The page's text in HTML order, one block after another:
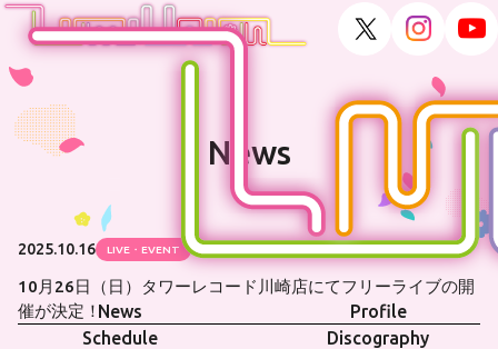
News
Profile
Schedule
Discography
News
2025.10.16 LIVE・EVENT
10月26日（日）タワーレコード川崎店にてフリーライブの開
催が決定！